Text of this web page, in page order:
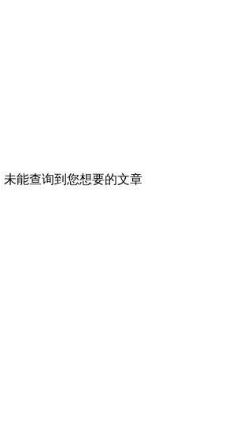
未能查询到您想要的文章